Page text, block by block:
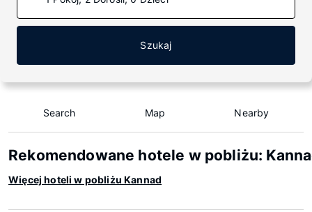
Szukaj
Search Map Nearby
Rekomendowane hotele w pobliżu:
Więcej hoteli w pobliżu Kannad